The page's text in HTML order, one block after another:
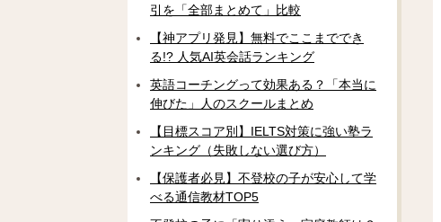
引を「全部まとめて」比較
【神アプリ発見】無料でここまででき
る!? 人気AI英会話ランキング
英語コーチングって効果ある？「本当に
伸びた」人のスクールまとめ
【目標スコア別】IELTS対策に強い塾ラ
ンキング（失敗しない選び方）
【保護者必見】不登校の子が安心して学
べる通信教材TOP5